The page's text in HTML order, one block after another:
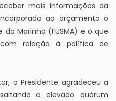
mais informações da
ao orçamento o
Marinha (FUSMA) e o que
relação à política de
o Presidente agradeceu a
o elevado quórum